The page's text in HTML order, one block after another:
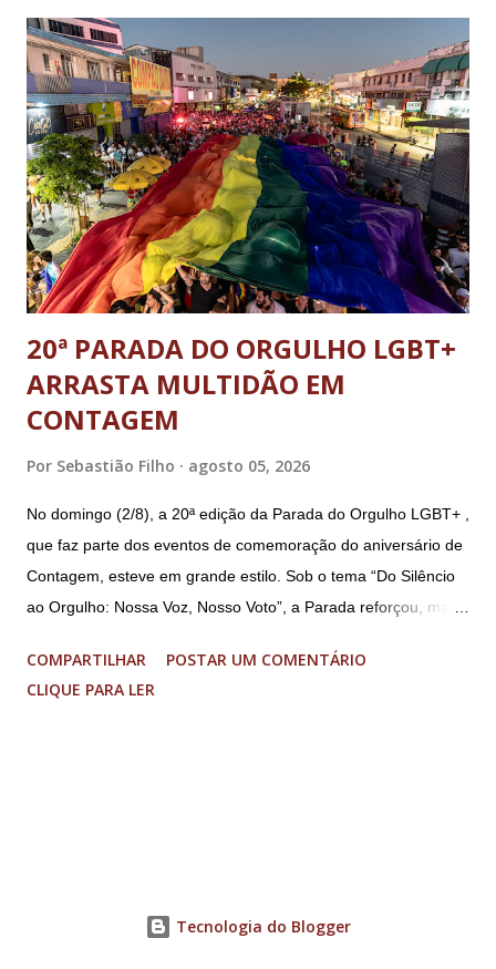
20ª PARADA DO ORGULHO LGBT+
ARRASTA MULTIDÃO EM
CONTAGEM
Por Sebastião Filho agosto 05, 2026
No domingo (2/8), a 20ª edição da Parada do Orgulho LGBT+ ,
que faz parte dos eventos de comemoração do aniversário de
Contagem, esteve em grande estilo. Sob o tema “Do Silêncio
ao Orgulho: Nossa Voz, Nosso Voto”, a Parada reforçou, mais
município. A concentração foi na Praça da Glória, que estava
preparada com um palco e contou com diversos shows,
por ser um movimento de resistência, de ocupação das ruas e
COMPARTILHAR
POSTAR UM COMENTÁRIO
CLIQUE PARA LER
Tecnologia do Blogger